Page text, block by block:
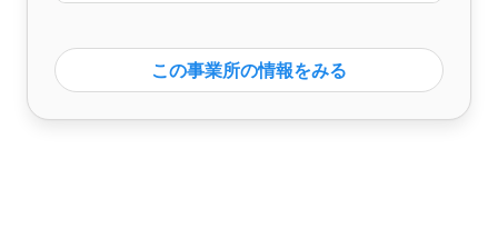
この事業所の情報をみる